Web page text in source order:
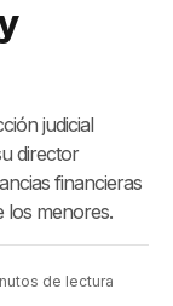
judicial
director
financieras
los menores.
de lectura